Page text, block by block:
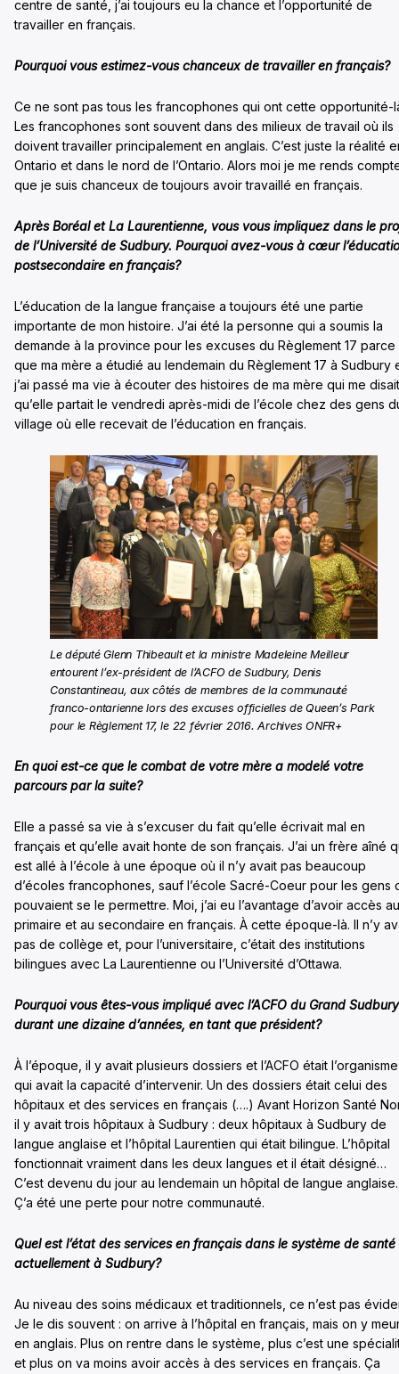
centre de santé, j’ai toujours eu la chance et l’opportunité de
travailler en français.
Pourquoi vous estimez-vous chanceux de travailler en français?
Ce ne sont pas tous les francophones qui ont cette opportunité-
Les francophones sont souvent dans des milieux de travail où ils
doivent travailler principalement en anglais. C’est juste la réalité
Ontario et dans le nord de l’Ontario. Alors moi je me rends
que je suis chanceux de toujours avoir travaillé en français.
Après Boréal et La Laurentienne, vous vous impliquez dans le
de l’Université de Sudbury. Pourquoi avez-vous à cœur
postsecondaire en français?
L’éducation de la langue française a toujours été une partie
importante de mon histoire. J’ai été la personne qui a soumis la
demande à la province pour les excuses du Règlement 17 parce
que ma mère a étudié au lendemain du Règlement 17 à Sudbury
j’ai passé ma vie à écouter des histoires de ma mère qui me disait
qu’elle partait le vendredi après-midi de l’école chez des gens
village où elle recevait de l’éducation en français.
Le député Glenn Thibeault et la ministre Madeleine Meilleur
entourent l’ex-président de l’ACFO de Sudbury, Denis
Constantineau, aux côtés de membres de la communauté
franco-ontarienne lors des excuses officielles de Queen’s Park
pour le Règlement 17, le 22 février 2016. Archives ONFR+
En quoi est-ce que le combat de votre mère a modelé votre
parcours par la suite?
Elle a passé sa vie à s’excuser du fait qu’elle écrivait mal en
français et qu’elle avait honte de son français. J’ai un frère aîné
est allé à l’école à une époque où il n’y avait pas beaucoup
d’écoles francophones, sauf l’école Sacré-Coeur pour les gens
pouvaient se le permettre. Moi, j’ai eu l’avantage d’avoir accès au
primaire et au secondaire en français. À cette époque-là. Il n’y
pas de collège et, pour l’universitaire, c’était des institutions
bilingues avec La Laurentienne ou l’Université d’Ottawa.
Pourquoi vous êtes-vous impliqué avec l’ACFO du Grand Sudbury
durant une dizaine d’années, en tant que président?
À l’époque, il y avait plusieurs dossiers et l’ACFO était l’organisme
qui avait la capacité d’intervenir. Un des dossiers était celui des
hôpitaux et des services en français (….) Avant Horizon Santé
il y avait trois hôpitaux à Sudbury : deux hôpitaux à Sudbury de
langue anglaise et l’hôpital Laurentien qui était bilingue. L’hôpital
fonctionnait vraiment dans les deux langues et il était désigné…
C’est devenu du jour au lendemain un hôpital de langue anglaise.
Ç’a été une perte pour notre communauté.
Quel est l’état des services en français dans le système de santé
actuellement à Sudbury?
Au niveau des soins médicaux et traditionnels, ce n’est pas
Je le dis souvent : on arrive à l’hôpital en français, mais on y
en anglais. Plus on rentre dans le système, plus c’est une
et plus on va moins avoir accès à des services en français. Ça